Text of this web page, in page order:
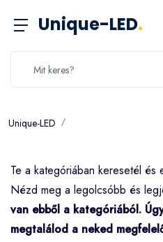
Unique-LED.
Unique-LED
Te a kategóriában keresetél és
Nézd meg a legolcsóbb és
van ebből a kategóriából.
megtalálod a neked